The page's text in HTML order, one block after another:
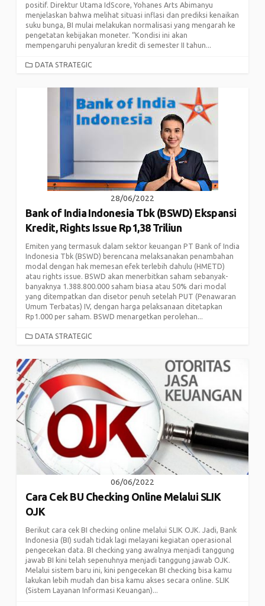
positif. Direktur Utama IdScore, Yohanes Arts Abimanyu
menjelaskan bahwa melihat situasi inflasi dan prediksi kenaikan
suku bunga, BI mulai melakukan normalisasi yang mengarah ke
pengetatan kebijakan moneter. “Kondisi ini akan
mempengaruhi penyaluran kredit di semester II tahun...
CATEGORIES
DATA STRATEGIC
28/06/2022
Bank of India Indonesia Tbk (BSWD) Ekspansi
Kredit, Rights Issue Rp1,38 Triliun
Emiten yang termasuk dalam sektor keuangan PT Bank of India
Indonesia Tbk (BSWD) berencana melaksanakan penambahan
modal dengan hak memesan efek terlebih dahulu (HMETD)
atau rights issue. BSWD akan menerbitkan saham sebanyak-
banyaknya 1.388.800.000 saham biasa atau 50% dari modal
yang ditempatkan dan disetor penuh setelah PUT (Penawaran
Umum Terbatas) IV, dengan harga pelaksanaan ditetapkan
Rp1.000 per saham. BSWD menargetkan perolehan...
CATEGORIES
DATA STRATEGIC
06/06/2022
Cara Cek BU Checking Online Melalui SLIK
OJK
Berikut cara cek BI checking online melalui SLIK OJK. Jadi, Bank
Indonesia (BI) sudah tidak lagi melayani kegiatan operasional
pengecekan data. BI checking yang awalnya menjadi tanggung
jawab BI kini telah sepenuhnya menjadi tanggung jawab OJK.
Melalui sistem baru ini, kini pengecekan BI checking bisa kamu
lakukan lebih mudah dan bisa kamu akses secara online. SLIK
(Sistem Layanan Informasi Keuangan)...